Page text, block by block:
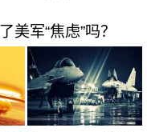
美军“焦虑”吗？